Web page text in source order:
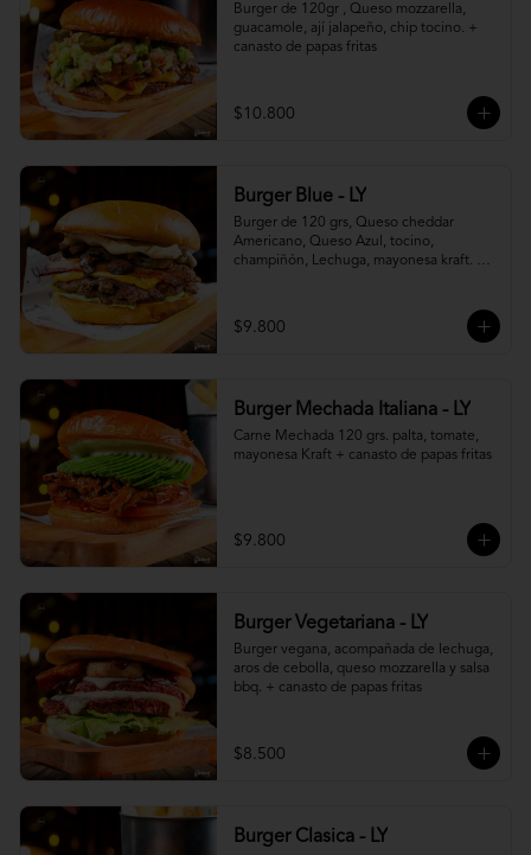
Burger de 120gr , Queso mozzarella,
guacamole, ají jalapeño, chip tocino. +
canasto de papas fritas
$10.800
Burger Blue - LY
Burger de 120 grs, Queso cheddar
Americano, Queso Azul, tocino,
champiñón, Lechuga, mayonesa kraft. +
$9.800
Burger Mechada Italiana - LY
Carne Mechada 120 grs. palta, tomate,
mayonesa Kraft + canasto de papas fritas
$9.800
Burger Vegetariana - LY
Burger vegana, acompañada de lechuga,
aros de cebolla, queso mozzarella y salsa
bbq. + canasto de papas fritas
$8.500
Burger Clasica - LY